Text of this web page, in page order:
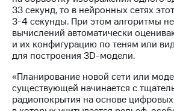
Описание
Программа
приобретения
Порядок
выкупа
акций
Дивиденды
Рынок
облигаций
33 секунд, то в нейронных сетях
3-4 секунды. При этом алгоритмы
вычислений автоматически
и их конфигурацию по теням или
для построения 3D-модели.
«Планирование новой сети или
существующей начинается с
радиопокрытия на основе